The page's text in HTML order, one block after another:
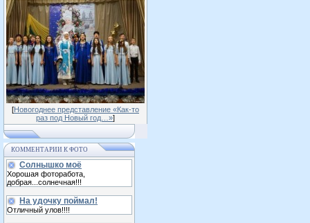
[Новогоднее представление «Как-то
раз под Новый год…»]
КОММЕНТАРИИ К ФОТО
Солнышко моё
Хорошая фоторабота,
добрая...солнечная!!!
На удочку поймал!
Отличный улов!!!!